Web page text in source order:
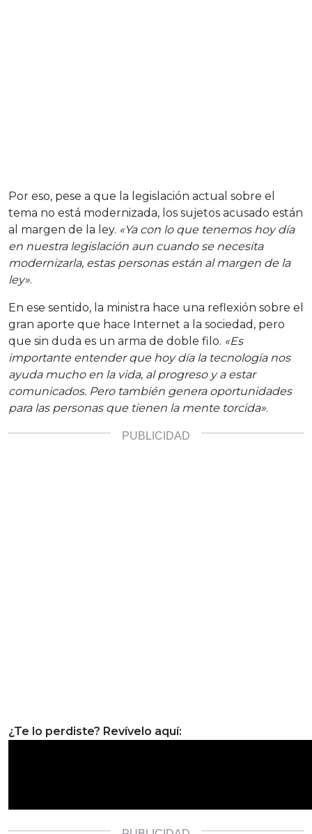
Por eso, pese a que la legislación actual sobre el
tema no está modernizada, los sujetos acusado están
al margen de la ley. «Ya con lo que tenemos hoy día
en nuestra legislación aun cuando se necesita
modernizarla, estas personas están al margen de la
ley».
En ese sentido, la ministra hace una reflexión sobre el
gran aporte que hace Internet a la sociedad, pero
que sin duda es un arma de doble filo. «Es
importante entender que hoy día la tecnología nos
ayuda mucho en la vida, al progreso y a estar
comunicados. Pero también genera oportunidades
para las personas que tienen la mente torcida».
¿Te lo perdiste? Revívelo aquí: